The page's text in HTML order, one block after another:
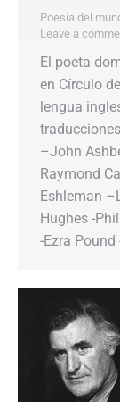
Poesía del
Leave a
El poeta
en Círculo
lengua
–John
Raymond
Eshleman
Hughes -
-Ezra